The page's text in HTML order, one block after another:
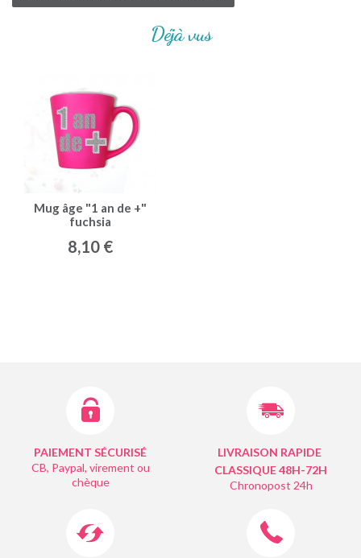
Déjà vus
Mug âge "1 an de +"
fuchsia
8,10 €
PAIEMENT SÉCURISÉ
CB, Paypal, virement ou
chèque
LIVRAISON RAPIDE
CLASSIQUE 48H-72H
Chronopost 24h